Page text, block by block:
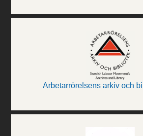
Arbetarrörelsens arkiv och